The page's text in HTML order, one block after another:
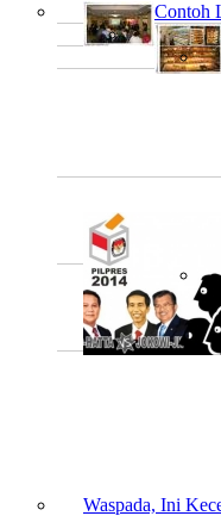
Contoh
Waspada, Ini